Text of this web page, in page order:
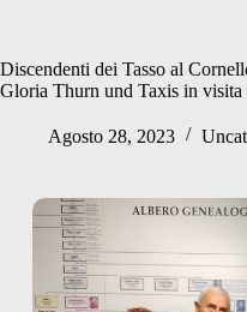
Discendenti dei Tasso al
Gloria Thurn und Taxis in visita
Agosto 28, 2023